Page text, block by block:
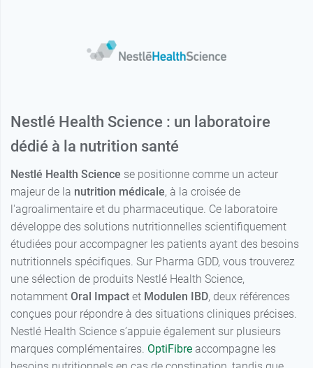
Vanille 16,57 €
16,57 €
Nestlé Health Science : un laboratoire
dédié à la nutrition santé
Nestlé Health Science se positionne comme un acteur
majeur de la nutrition médicale, à la croisée de
l'agroalimentaire et du pharmaceutique. Ce laboratoire
développe des solutions nutritionnelles scientifiquement
étudiées pour accompagner les patients ayant des besoins
nutritionnels spécifiques. Sur Pharma GDD, vous trouverez
une sélection de produits Nestlé Health Science,
notamment Oral Impact et Modulen IBD, deux références
conçues pour répondre à des situations cliniques précises.
Nestlé Health Science s’appuie également sur plusieurs
marques complémentaires. OptiFibre accompagne les